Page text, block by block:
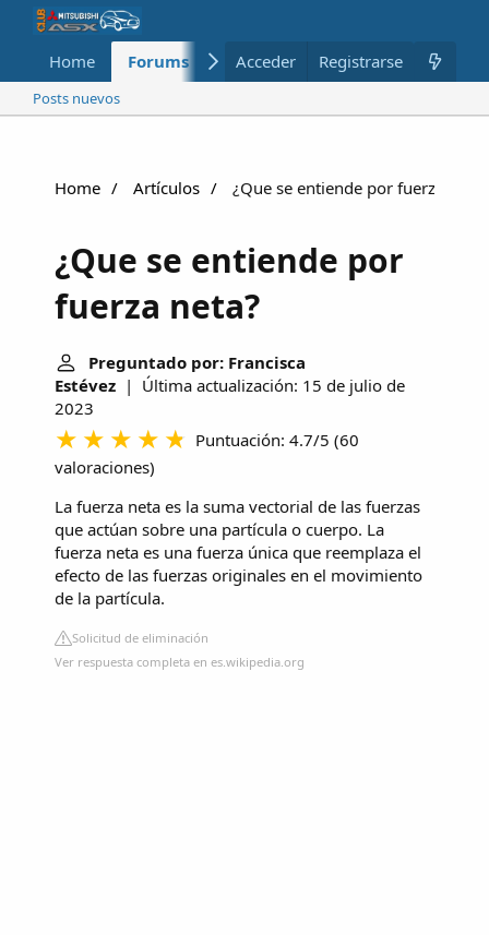
Home Forums Nuevo Miembros
Acceder Registrarse
Posts nuevos
Home Artículos ¿Que se entiende por fuerza neta?
¿Que se entiende por
fuerza neta?
Preguntado por: Francisca
Estévez | Última actualización: 15 de julio de
2023
Puntuación: 4.7/5 (60
valoraciones)
La fuerza neta es la suma vectorial de las fuerzas
que actúan sobre una partícula o cuerpo. La
fuerza neta es una fuerza única que reemplaza el
efecto de las fuerzas originales en el movimiento
de la partícula.
Solicitud de eliminación
Ver respuesta completa en es.wikipedia.org